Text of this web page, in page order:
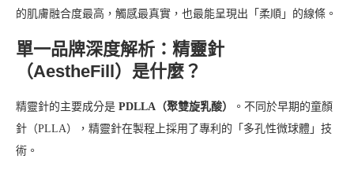
的肌膚融合度最高，觸感最真實，也最能呈現出「柔順」的線條。
單一品牌深度解析：精靈針
（AestheFill）是什麼？
精靈針的主要成分是 PDLLA（聚雙旋乳酸）
。不同於早期的童顏
針（PLLA），精靈針在製程上採用了專利的「多孔性微球體」技
術。